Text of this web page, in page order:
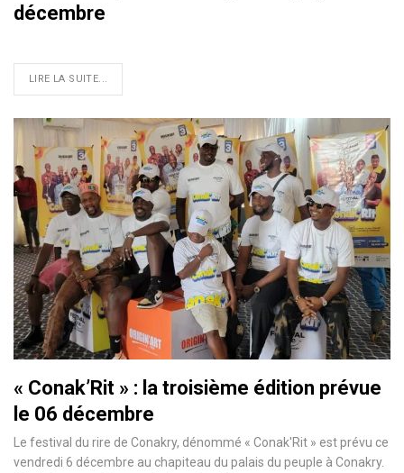
décembre
LIRE LA SUITE...
« Conak’Rit » : la troisième édition prévue
le 06 décembre
Le festival du rire de Conakry, dénommé « Conak'Rit » est prévu ce
vendredi 6 décembre au chapiteau du palais du peuple à Conakry.